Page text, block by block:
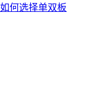
何选择单双板